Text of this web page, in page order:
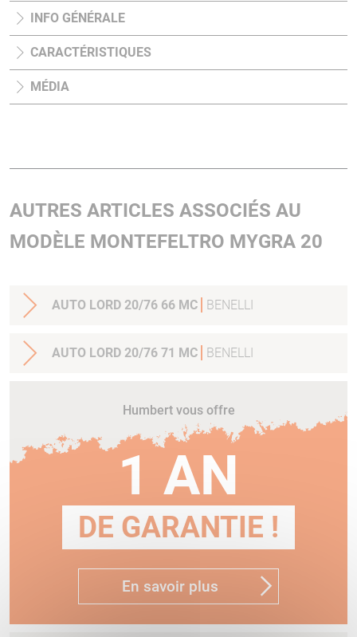
INFO GÉNÉRALE
CARACTÉRISTIQUES
MÉDIA
AUTRES ARTICLES ASSOCIÉS AU
MODÈLE MONTEFELTRO MYGRA 20
AUTO LORD 20/76 66 MC BENELLI
AUTO LORD 20/76 71 MC BENELLI
Humbert vous offre
1 AN
DE GARANTIE !
En savoir plus